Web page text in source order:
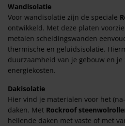
Wandisolatie
Voor wandisolatie zijn de speciale
ontwikkeld. Met deze platen
metalen scheidingswanden
thermische en geluidsisolatie.
duurzaamheid van je gebouw en je
energiekosten.
Dakisolatie
Hier vind je materialen voor het
daken. Met Rockroof
hellende daken met vaste of met